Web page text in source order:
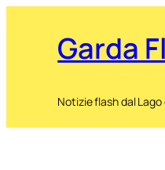
Garda
Notizie flash dal Lago